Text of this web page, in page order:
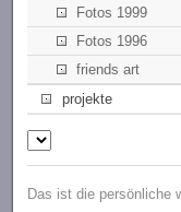
Fotos 1999
Fotos 1996
friends art
projekte
Das ist die persönliche